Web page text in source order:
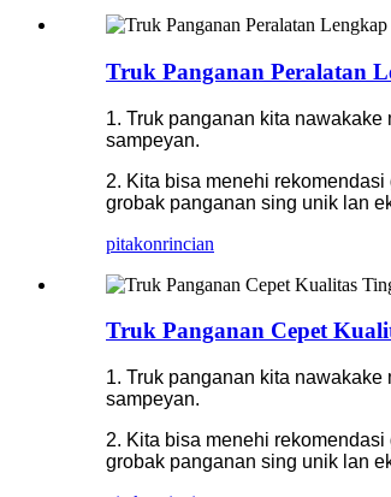
Truk Panganan Peralatan
1. Truk panganan kita
sampeyan.
2. Kita bisa menehi
grobak panganan sing unik lan
pitakonrincian
Truk Panganan Cepet
1. Truk panganan kita
sampeyan.
2. Kita bisa menehi
grobak panganan sing unik lan